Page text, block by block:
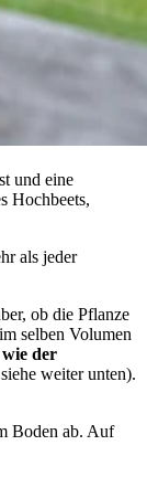
und eine
Hochbeets,
als jeder
ob die Pflanze
selben Volumen
der
weiter unten).
Boden ab. Auf